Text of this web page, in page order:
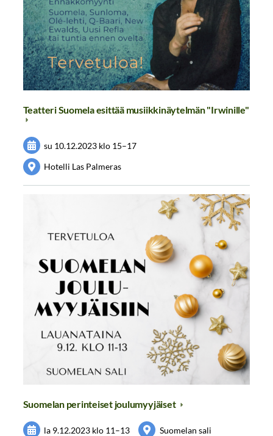
Teatteri Suomela esittää musiikkinäytelmän "Irwinille"
su 10.12.2023 klo 15–17
Hotelli Las Palmeras
Suomelan perinteiset joulumyyjäiset
la 9.12.2023 klo 11–13 Suomelan sali